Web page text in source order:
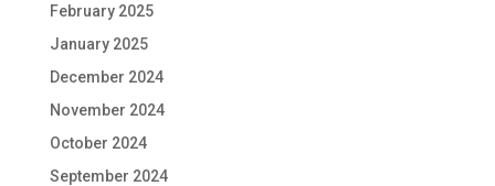
February 2025
January 2025
December 2024
November 2024
October 2024
September 2024